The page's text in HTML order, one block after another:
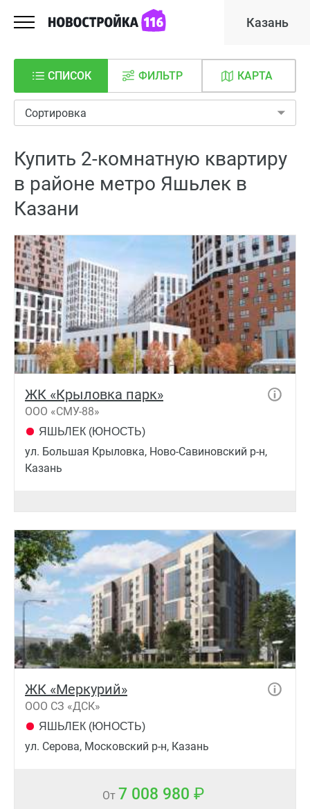
Казань
СПИСОК КАРТА
ФИЛЬТР
Сортировка
Купить 2-комнатную квартиру
в районе метро Яшьлек в
Казани
ЖК «Крыловка парк»
ООО «СМУ-88»
ЯШЬЛЕК (ЮНОСТЬ)
ул. Большая Крыловка, Ново-Савиновский р-н,
Казань
ЖК «Меркурий»
ООО СЗ «ДСК»
ЯШЬЛЕК (ЮНОСТЬ)
ул. Серова, Московский р-н, Казань
От 7 008 980